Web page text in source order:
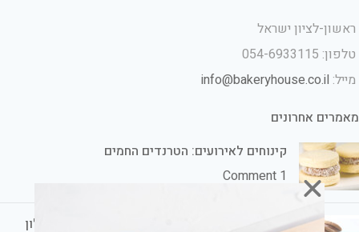
ראשון-לציון ישראל
טלפון: 054-6933115
מייל: info@bakeryhouse.co.il
מאמרים אחרונים
קינוחים לאירועים: הטרנדים החמים
1 Comment
קינוחים לשבת חתן: הכי טעים ומתוק אצלכם בסלון